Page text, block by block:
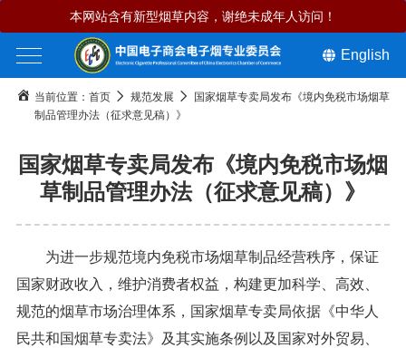
English
本网站含有新型烟草内容，谢绝未成年人访问！
当前位置： 首页 规范发展
国家烟草专卖局发布《境内免税市场烟草
制品管理办法（征求意见稿）》
国家烟草专卖局发布《境内免税市场烟
草制品管理办法（征求意见稿）》
为进一步规范境内免税市场烟草制品经营秩序，保证
国家财政收入，维护消费者权益，构建更加科学、高效、
规范的烟草市场治理体系，国家烟草专卖局依据《中华人
民共和国烟草专卖法》及其实施条例以及国家对外贸易、